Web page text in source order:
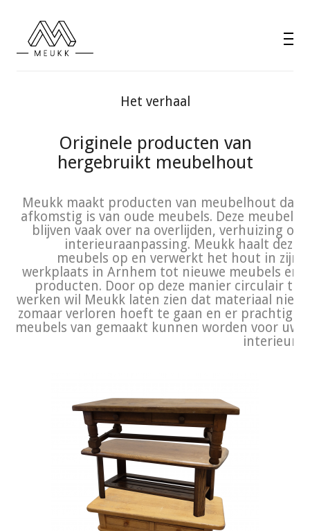
Het verhaal
Originele producten van
hergebruikt meubelhout
Meukk maakt producten van meubelhout dat
afkomstig is van oude meubels. Deze meubels
blijven vaak over na overlijden, verhuizing of
interieuraanpassing. Meukk haalt deze
meubels op en verwerkt het hout in zijn
werkplaats in Arnhem tot nieuwe meubels en
producten. Door op deze manier circulair te
werken wil Meukk laten zien dat materiaal niet
zomaar verloren hoeft te gaan en er prachtige
meubels van gemaakt kunnen worden voor uw
interieur!